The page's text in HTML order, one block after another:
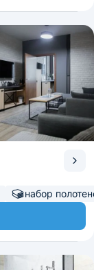
набор